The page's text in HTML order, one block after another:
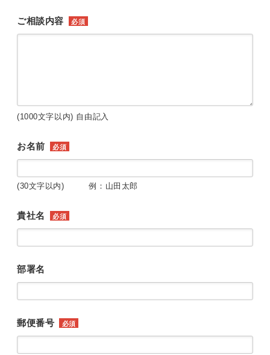
ご相談内容 必須
(1000文字以内) 自由記入
お名前 必須
(30文字以内) 例：山田太郎
貴社名 必須
部署名
郵便番号 必須